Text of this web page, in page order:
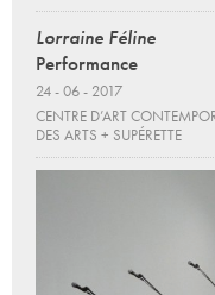
Lorraine Féline
Performance
24 - 06 - 2017
CENTRE D’ART
DES ARTS + SUPÉRETTE